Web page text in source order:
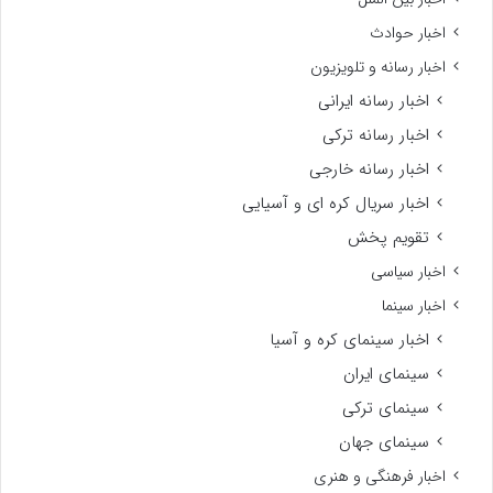
اخبار حوادث
اخبار رسانه و تلویزیون
اخبار رسانه ایرانی
اخبار رسانه ترکی
اخبار رسانه خارجی
اخبار سریال کره ای و آسیایی
تقویم پخش
اخبار سیاسی
اخبار سینما
اخبار سینمای کره و آسیا
سینمای ایران
سینمای ترکی
سینمای جهان
اخبار فرهنگی و هنری